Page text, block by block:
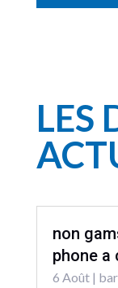
LES
non
phone a
6 Août|